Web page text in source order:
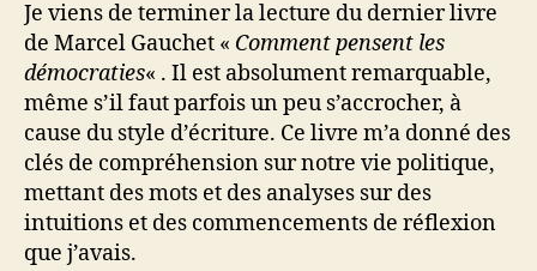
démocraties
Je viens de terminer la lecture du dernier livre
de Marcel Gauchet « Comment pensent les
démocraties« . Il est absolument remarquable,
même s’il faut parfois un peu s’accrocher, à
cause du style d’écriture. Ce livre m’a donné des
clés de compréhension sur notre vie politique,
mettant des mots et des analyses sur des
intuitions et des commencements de réflexion
que j’avais.